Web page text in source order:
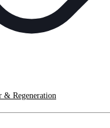
& Regeneration